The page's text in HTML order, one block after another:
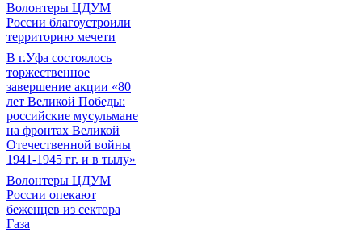
Волонтеры ЦДУМ
России благоустроили
территорию мечети
В г.Уфа состоялось
торжественное
завершение акции «80
лет Великой Победы:
российские мусульмане
на фронтах Великой
Отечественной войны
1941-1945 гг. и в тылу»
Волонтеры ЦДУМ
России опекают
беженцев из сектора
Газа